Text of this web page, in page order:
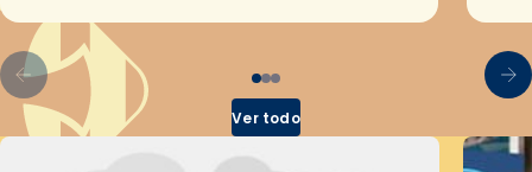
Ver todo